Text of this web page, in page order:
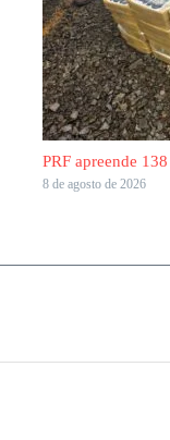
PRF apreende
8 de agosto de 2026